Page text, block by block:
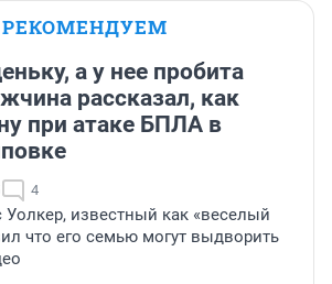
РЕКОМЕНДУЕМ
а у нее пробита
рассказал, как
при атаке БПЛА в
4
известный как «веселый
что его семью могут выдворить